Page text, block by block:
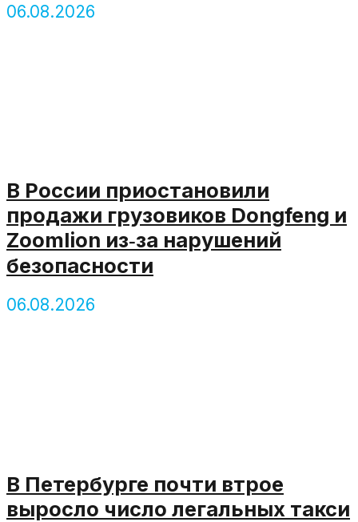
06.08.2026
В России приостановили
продажи грузовиков Dongfeng и
Zoomlion из‑за нарушений
безопасности
06.08.2026
В Петербурге почти втрое
выросло число легальных такси